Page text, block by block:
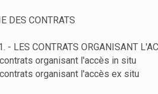
DES CONTRATS
- LES CONTRATS ORGANISANT
organisant l'accès in situ
organisant l'accès ex situ